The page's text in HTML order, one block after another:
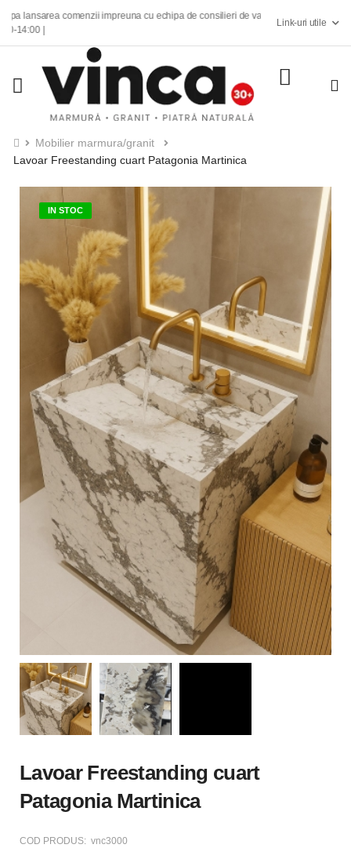
comenzii impreuna cu echipa de consilieri de vanzari.
|
Link-uri utile
Mobilier marmura/granit
Lavoar Freestanding cuart Patagonia Martinica
IN STOC
Lavoar Freestanding cuart
Patagonia Martinica
COD PRODUS: vnc3000